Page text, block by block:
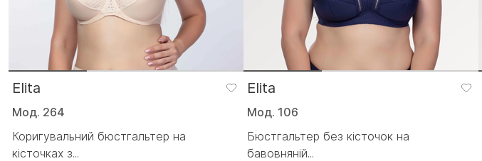
Elita
Мод. 264
Коригувальний бюстгальтер на
кісточках з...
Elita
Мод. 106
Бюстгальтер без кісточок на
бавовняній...